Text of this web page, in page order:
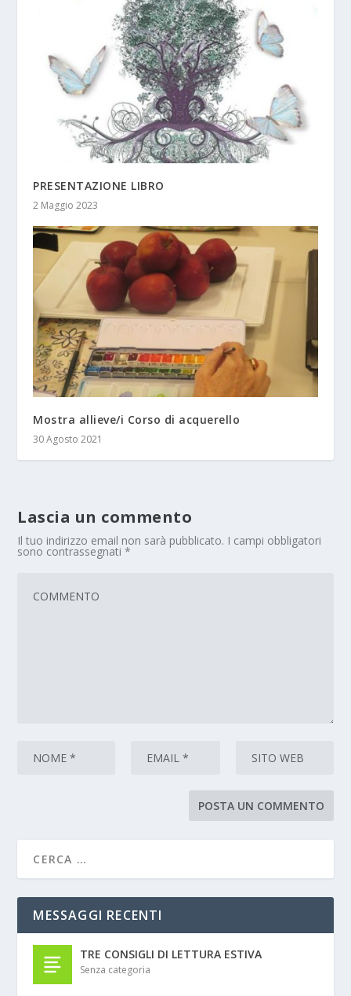
PRESENTAZIONE LIBRO
2 Maggio 2023
Mostra allieve/i Corso di acquerello
30 Agosto 2021
Lascia un commento
Il tuo indirizzo email non sarà pubblicato. I campi obbligatori
sono contrassegnati*
MESSAGGI RECENTI
TRE CONSIGLI DI LETTURA ESTIVA
Senza categoria